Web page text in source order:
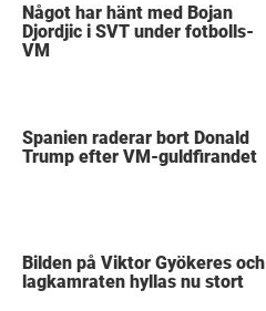
Något har hänt med Bojan
Djordjic i SVT under fotbolls-
VM
Spanien raderar bort Donald
Trump efter VM-guldfirandet
Bilden på Viktor Gyökeres och
lagkamraten hyllas nu stort